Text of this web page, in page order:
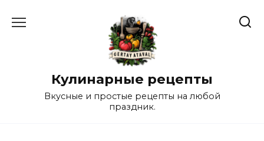
Кулинарные рецепты
Вкусные и простые рецепты на любой
праздник.